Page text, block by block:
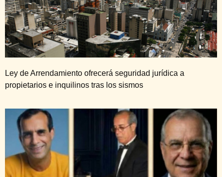
Ley de Arrendamiento ofrecerá seguridad jurídica a
propietarios e inquilinos tras los sismos